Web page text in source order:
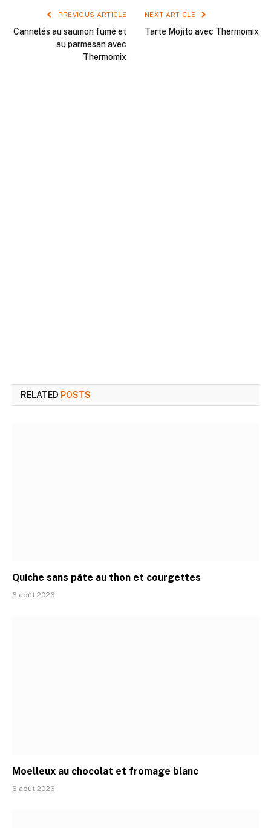
PREVIOUS ARTICLE
Cannelés au saumon fumé et
au parmesan avec
Thermomix
NEXT ARTICLE
Tarte Mojito avec Thermomix
RELATED POSTS
Quiche sans pâte au thon et courgettes
6 août 2026
Moelleux au chocolat et fromage blanc
6 août 2026